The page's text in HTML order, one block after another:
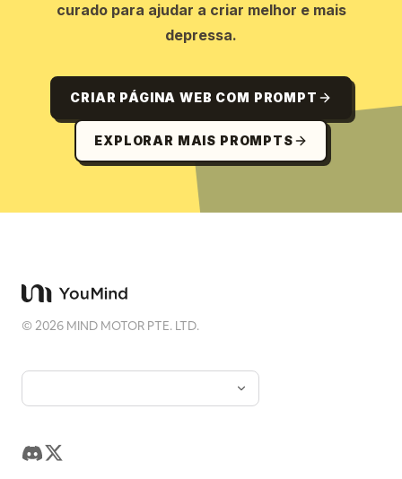
curado para ajudar a criar melhor e mais
depressa.
CRIAR PÁGINA WEB COM PROMPT
EXPLORAR MAIS PROMPTS
©2026 MIND MOTOR PTE. LTD.